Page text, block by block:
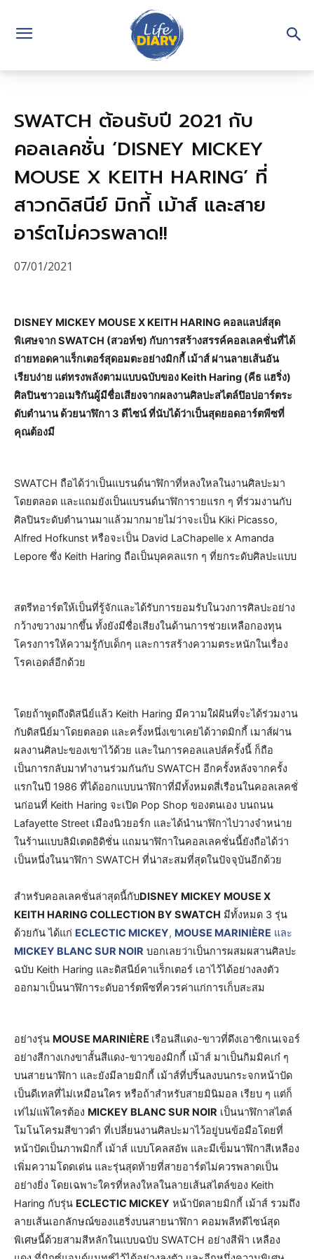
SWATCH ต้อนรับปี 2021 กับ
คอลเลคชั่น ‘DISNEY MICKEY
MOUSE X KEITH HARING’ ที่
สาวกดิสนีย์ มิกกี้ เม้าส์ และสาย
อาร์ตไม่ควรพลาด!!
07/01/2021
DISNEY MICKEY MOUSE X KEITH HARING คอลแลปส์สุด
พิเศษจาก SWATCH (สวอท์ช) กับการสร้างสรรค์คอลเลคชั่นที่ได้
ถ่ายทอดคาแร็กเตอร์สุดอมตะอย่างมิกกี้ เม้าส์ ผ่านลายเส้นอัน
เรียบง่าย แต่ทรงพลังตามแบบฉบับของ Keith Haring (คีธ แฮริ่ง)
ศิลปินชาวอเมริกันผู้มีชื่อเสียงจากผลงานศิลปะสไตล์ป๊อปอาร์ตระ
ดับตำนาน ด้วยนาฬิกา 3 ดีไซน์ ที่นับได้ว่าเป็นสุดยอดอาร์ตพีซที่
คุณต้องมี
SWATCH ถือได้ว่าเป็นแบรนด์นาฬิกาที่หลงใหลในงานศิลปะมา
โดยตลอด และแถมยังเป็นแบรนด์นาฬิการายแรก ๆ ที่ร่วมงานกับ
ศิลปินระดับตำนานมาแล้วมากมายไม่ว่าจะเป็น Kiki Picasso,
Alfred Hofkunst หรือจะเป็น David LaChapelle x Amanda
Lepore ซึ่ง Keith Haring ถือเป็นบุคคลแรก ๆ ที่ยกระดับศิลปะแบบ
สตรีทอาร์ตให้เป็นที่รู้จักและได้รับการยอมรับในวงการศิลปะอย่าง
กว้างขวางมากขึ้น ทั้งยังมีชื่อเสียงในด้านการช่วยเหลือกองทุน
โครงการให้ความรู้กับเด็กๆ และการสร้างความตระหนักในเรื่อง
โรคเอดส์อีกด้วย
โดยถ้าพูดถึงดิสนีย์แล้ว Keith Haring มีความใฝ่ฝันที่จะได้ร่วมงาน
กับดิสนีย์มาโดยตลอด และครั้งหนึ่งเขาเคยได้วาดมิกกี้ เมาส์ผ่าน
ผลงานศิลปะของเขาไว้ด้วย และในการคอลแลปส์ครั้งนี้ ก็ถือ
เป็นการกลับมาทำงานร่วมกันกับ SWATCH อีกครั้งหลังจากครั้ง
แรกในปี 1986 ที่ได้ออกแบบนาฬิกาที่มีทั้งหมดสี่เรือนในคอลเลคชั่
นก่อนที่ Keith Haring จะเปิด Pop Shop ของตนเอง บนถนน
Lafayette Street เมืองนิวยอร์ก และได้นำนาฬิกาไปวางจำหน่าย
ในร้านแบบลิมิเตดอิดิชั่น แถมนาฬิกาในคอลเลคชั่นนี้ยังถือได้ว่า
เป็นหนึ่งในนาฬิกา SWATCH ที่น่าสะสมที่สุดในปัจจุบันอีกด้วย
สำหรับคอลเลคชั่นล่าสุดนี้กับDISNEY MICKEY MOUSE X
KEITH HARING COLLECTION BY SWATCH มีทั้งหมด 3 รุ่น
ด้วยกัน ได้แก่ ECLECTIC MICKEY, MOUSE MARINIÈRE และ
MICKEY BLANC SUR NOIR บอกเลยว่าเป็นการผสมผสานศิลปะ
ฉบับ Keith Haring และดิสนีย์คาแร็กเตอร์ เอาไว้ได้อย่างลงตัว
ออกมาเป็นนาฬิการะดับอาร์ตพีซที่ควรค่าแก่การเก็บสะสม
อย่างรุ่น MOUSE MARINIÈRE เรือนสีแดง-ขาวที่ดึงเอาซิกเนเจอร์
อย่างสีกางเกงขาสั้นสีแดง-ขาวของมิกกี้ เม้าส์ มาเป็นกิมมิคเก๋ ๆ
บนสายนาฬิกา และยังมีลายมิกกี้ เม้าส์ที่ปริ้นลงบนกระจกหน้าปัด
เป็นดีเทลที่ไม่เหมือนใคร หรือถ้าสำหรับสายมินิมอล เรียบ ๆ แต่ก็
เท่ไม่แพ้ใครต้อง MICKEY BLANC SUR NOIR เป็นนาฬิกาสไตล์
โมโนโครมสีขาวดำ ที่เปลี่ยนงานศิลปะมาไว้อยู่บนข้อมือโดยที่
หน้าปัดเป็นภาพมิกกี้ เม้าส์ แบบโคลสอัพ และมีเข็มนาฬิกาสีเหลือง
เพิ่มความโดดเด่น และรุ่นสุดท้ายที่สายอาร์ตไม่ควรพลาดเป็น
อย่างยิ่ง โดยเฉพาะใครที่หลงใหลในลายเส้นสไตล์ของ Keith
Haring กับรุ่น ECLECTIC MICKEY หน้าปัดลายมิกกี้ เม้าส์ รวมถึง
ลายเส้นเอกลักษณ์ของแฮริ่งบนสายนาฬิกา คอมพลีทดีไซน์สุด
พิเศษนี้ด้วยสามสีหลักในแบบฉบับ SWATCH อย่างสีฟ้า เหลือง